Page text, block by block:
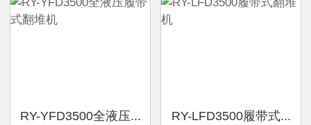
RY-YFD3500全液压... RY-LFD3500履带式...